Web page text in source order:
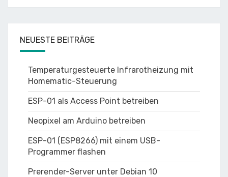
NEUESTE BEITRÄGE
Temperaturgesteuerte Infrarotheizung mit
Homematic-Steuerung
ESP-01 als Access Point betreiben
Neopixel am Arduino betreiben
ESP-01 (ESP8266) mit einem USB-
Programmer flashen
Prerender-Server unter Debian 10